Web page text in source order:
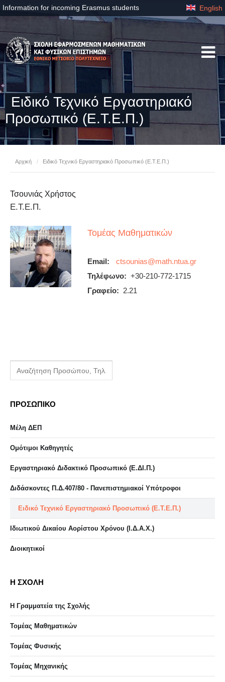
Information for incoming Erasmus students English
Ειδικό Τεχνικό Εργαστηριακό
Προσωπικό (Ε.Τ.Ε.Π.)
Αρχική / Ειδικό Τεχνικό Εργαστηριακό Προσωπικό (Ε.Τ.Ε.Π.)
Τσουνιάς Χρήστος
Ε.Τ.Ε.Π.
Τομέας Μαθηματικών
Email:
Τηλέφωνο: +30-210-772-1715
Γραφείο: 2.21
ΠΡΟΣΩΠΙΚΟ
Μέλη ΔΕΠ
Ομότιμοι Καθηγητές
Εργαστηριακό Διδακτικό Προσωπικό (Ε.ΔΙ.Π.)
Διδάσκοντες Π.Δ.407/80 - Πανεπιστημιακοί Υπότροφοι
Ειδικό Τεχνικό Εργαστηριακό Προσωπικό (Ε.Τ.Ε.Π.)
Ιδιωτικού Δικαίου Αορίστου Χρόνου (Ι.Δ.Α.Χ.)
Διοικητικοί
Η ΣΧΟΛΗ
Η Γραμματεία της Σχολής
Τομέας Μαθηματικών
Τομέας Φυσικής
Τομέας Μηχανικής